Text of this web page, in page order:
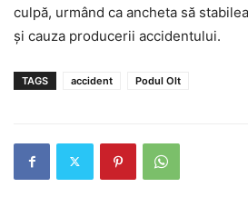
culpă, urmând ca ancheta să
și cauza producerii accidentului.
TAGS accident Podul Olt